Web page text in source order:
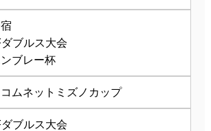
ブルス大会
ブレー杯
ムネットミズノカップ
ブルス大会